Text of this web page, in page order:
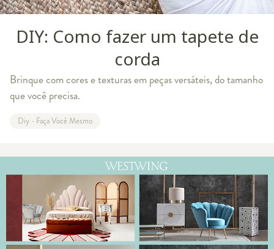
DIY: Como fazer um tapete de
corda
Brinque com cores e texturas em peças versáteis, do tamanho
que você precisa.
Diy - Faça Você Mesmo